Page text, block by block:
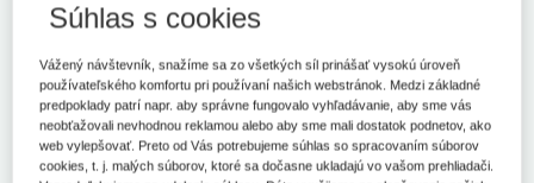
mohol uskutočniť aj inak.
poistného kmeňa zaniknutej Európskej zdravotnej poisťovne (EZP)
sa podľa súčasného vedenia Úradu pre dohľad nad zdravotnou
starostlivosťou (ÚDZS) porušil zákon. Dôvodom má byť fakt, že
spolu s kmeňom nebolo prevedené aj poistné, ktoré je predmetom
prerozdelenia, účty poistencov a príslušná dokumentácia. Inak bol
Súhlas s cookies
Vážený návštevník, snažíme sa zo všetkých síl prinášať vysokú úroveň
používateľského komfortu pri používaní našich webstránok. Medzi základné
predpoklady patrí napr. aby správne fungovalo vyhľadávanie, aby sme vás
neobťažovali nevhodnou reklamou alebo aby sme mali dostatok podnetov, ako
web vylepšovať. Preto od Vás potrebujeme súhlas so spracovaním súborov
cookies, t. j. malých súborov, ktoré sa dočasne ukladajú vo vašom prehliadači.